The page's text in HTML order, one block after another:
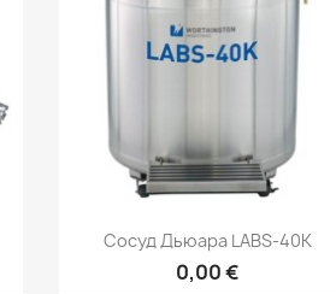
Быстрый просмотр
Сосуд Дьюара LABS-40К
0,00 €